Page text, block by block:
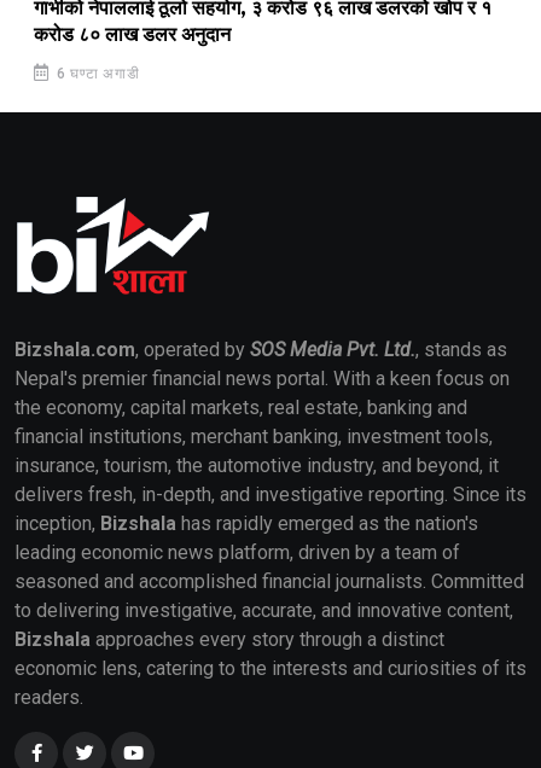
गाभीको नेपाललाई ठूलो सहयोग, ३ करोड ९६ लाख डलरको खोप र १
करोड ८० लाख डलर अनुदान
6 घण्टा अगाडी
Bizshala.com, operated by SOS Media Pvt. Ltd., stands as
Nepal's premier financial news portal. With a keen focus on
the economy, capital markets, real estate, banking and
financial institutions, merchant banking, investment tools,
insurance, tourism, the automotive industry, and beyond, it
delivers fresh, in-depth, and investigative reporting. Since its
inception, Bizshala has rapidly emerged as the nation's
leading economic news platform, driven by a team of
seasoned and accomplished financial journalists. Committed
to delivering investigative, accurate, and innovative content,
Bizshala approaches every story through a distinct
economic lens, catering to the interests and curiosities of its
readers.